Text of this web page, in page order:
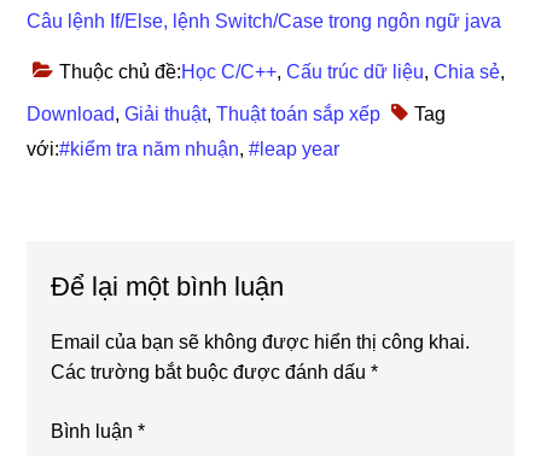
Câu lệnh If/Else, lệnh Switch/Case trong ngôn ngữ java
Thuộc chủ đề:Học C/C++,Cấu trúc dữ liệu,Chia sẻ,
Download,Giải thuật,Thuật toán sắp xếp
Tag
với:#kiểm tra năm nhuận,#leap year
Interactions
Để lại một bình luận
Email của bạn sẽ không được hiển thị công khai.
Các trường bắt buộc được đánh dấu*
Bình luận*